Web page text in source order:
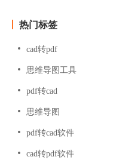
热门标签
cad转pdf
思维导图工具
pdf转cad
思维导图
pdf转cad软件
cad转pdf软件